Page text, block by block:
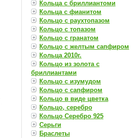
Кольца с бриллиантоми
Кольца с фианитом
Кольцо с раухтопазом
Кольцо с топазом
Кольцо с гранатом
Кольцо с желтым сапфиром
Кольца 2010г.
Кольцо из золота с
бриллиантами
Кольцо с изумудом
Кольцо с сапфиром
Кольцо в виде цветка
Кольцо, серебро
Кольцо Серебро 925
Серьги
Браслеты